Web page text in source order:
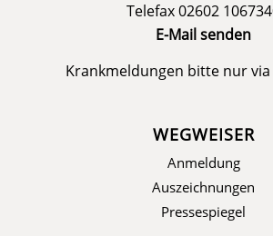
Telefax 02602
E-Mail senden
Krankmeldungen bitte nur
WEGWEISER
Anmeldung
Auszeichnungen
Pressespiegel